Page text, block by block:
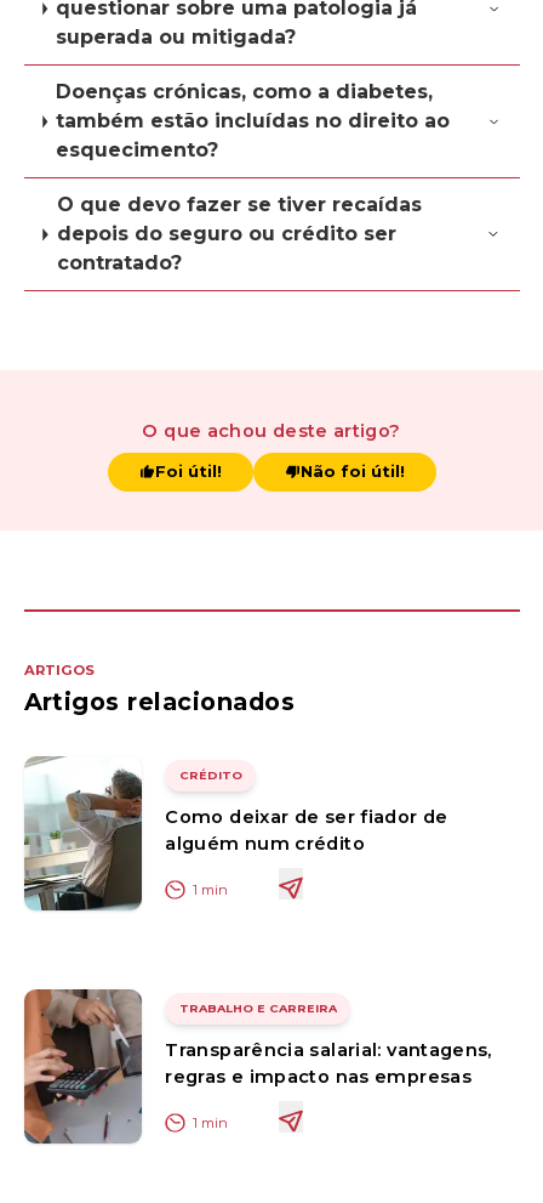
questionar sobre uma patologia já
superada ou mitigada?
Doenças crónicas, como a diabetes,
também estão incluídas no direito ao
esquecimento?
O que devo fazer se tiver recaídas
depois do seguro ou crédito ser
contratado?
O que achou deste artigo?
Foi útil! Não foi útil!
ARTIGOS
Artigos relacionados
CRÉDITO
Como deixar de ser fiador de
alguém num crédito
1 min
TRABALHO E CARREIRA
Transparência salarial: vantagens,
regras e impacto nas empresas
1 min